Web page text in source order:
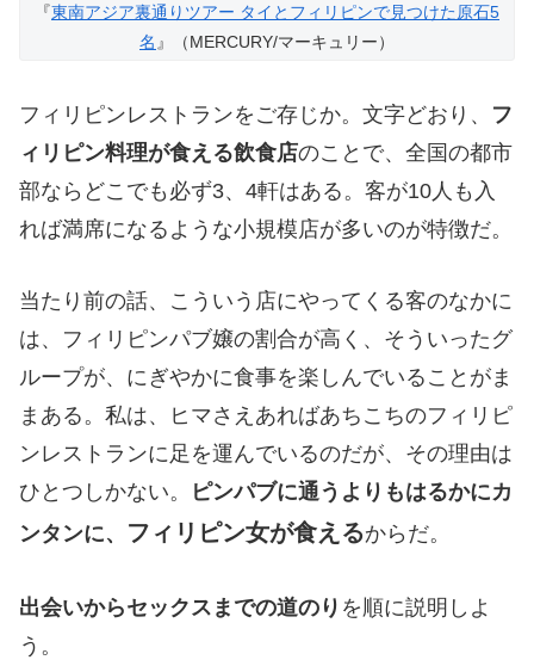
『東南アジア裏通りツアー タイとフィリピンで見つけた原石5
名 』（MERCURY/マーキュリー）
フィリピンレストランをご存じか。文字どおり、 フ
ィリピン料理が食える飲食店のことで、全国の都市
部ならどこでも必ず3、4軒はある。客が10人も入
れば満席になるような小規模店が多いのが特徴だ。
当たり前の話、こういう店にやってくる客のなかに
は、フィリピンパブ嬢の割合が高く、そういったグ
ループが、にぎやかに食事を楽しんでいることがま
まある。私は、ヒマさえあればあちこちのフィリピ
ンレストランに足を運んでいるのだが、その理由は
ひとつしかない。
ピンパブに通うよりもはるかにカ
ンタンに、 フィリピン女が食えるからだ。
出会いからセックスまでの道のり を順に説明しよ
う。